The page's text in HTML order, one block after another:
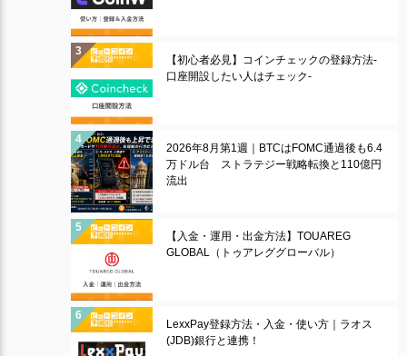
【初心者必見】コインチェックの登録方法-
口座開設したい人はチェック-
2026年8月第1週｜BTCはFOMC通過後も6.4
万ドル台 ストラテジー戦略転換と110億円
流出
【入金・運用・出金方法】TOUAREG
GLOBAL（トゥアレググローバル）
LexxPay登録方法・入金・使い方｜ラオス
(JDB)銀行と連携！